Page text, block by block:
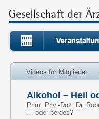
Videos für Mitglieder
Alkohol – Heil
Prim. Priv.-Doz. Dr.
… oder beides?